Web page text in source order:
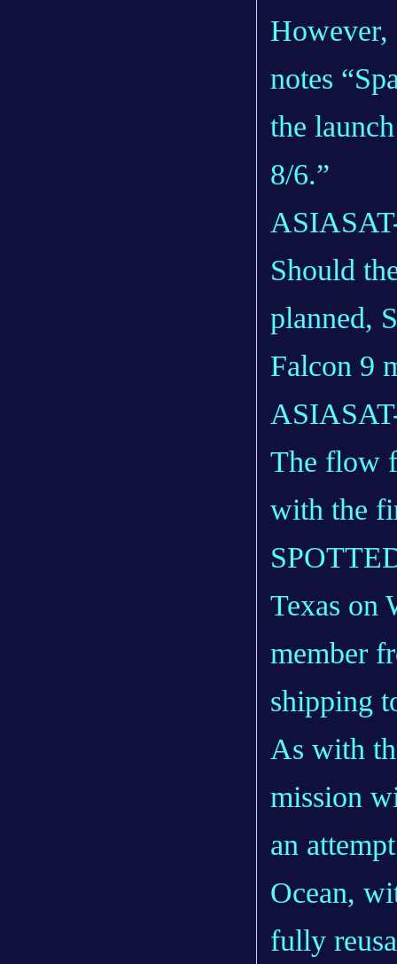
notes
the
8/6.”
Should
planned,
Falcon 9
The flow
with the
Texas on
member
shipping
As with
mission
an
Ocean,
fully